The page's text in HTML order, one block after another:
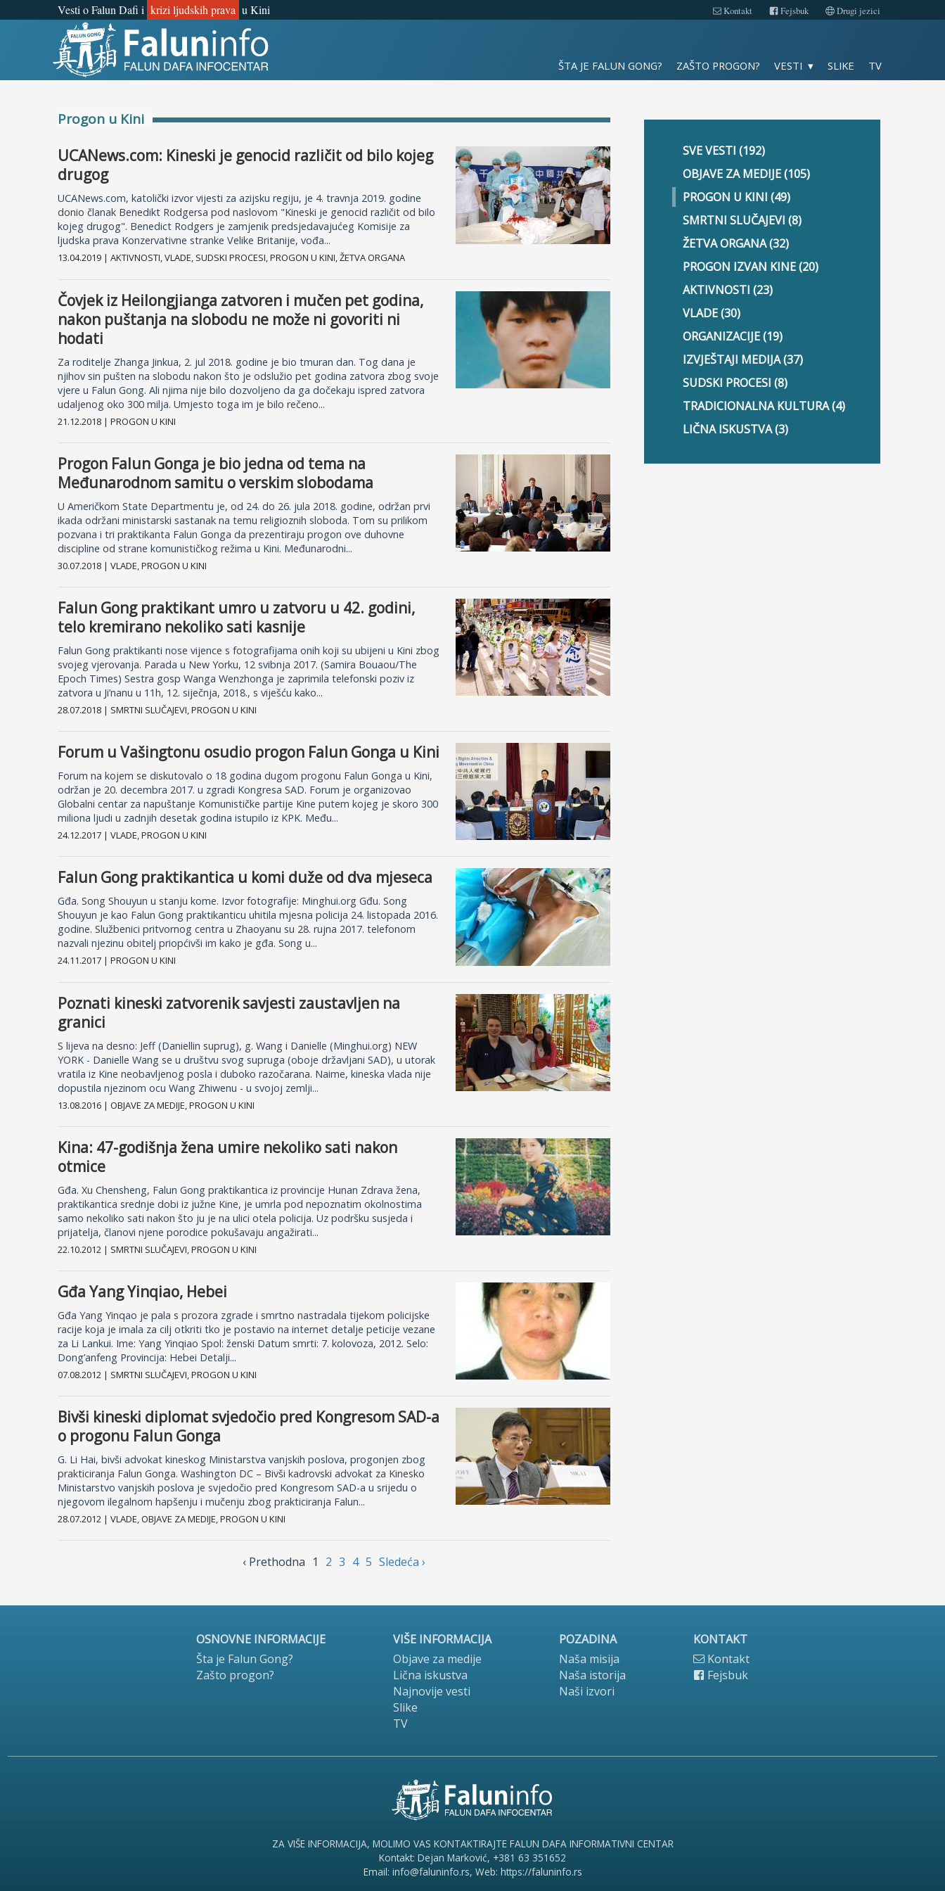
Vesti o Falun Dafi i krizi ljudskih prava u Kini Kontakt Fejsbuk Drugi jezici
ŠTA JE FALUN GONG? ZAŠTO PROGON? VESTI SLIKE TV
Šta je Falun Gong?
Lična iskustva
Najnovije vesti
Slike
Fejsbuk
Drugi jezici
Progon u Kini
UCANews.com: Kineski je genocid različit od bilo kojeg
drugog
UCANews.com, katolički izvor vijesti za azijsku regiju, je 4. travnja 2019. godine
donio članak Benedikt Rodgersa pod naslovom "Kineski je genocid različit od bilo
kojeg drugog". Benedict Rodgers je zamjenik predsjedavajućeg Komisije za
ljudska prava Konzervativne stranke Velike Britanije, vođa...
13.04.2019 | AKTIVNOSTI, VLADE, SUDSKI PROCESI, PROGON U KINI, ŽETVA ORGANA
Čovjek iz Heilongjianga zatvoren i mučen pet godina,
nakon puštanja na slobodu ne može ni govoriti ni
hodati
Za roditelje Zhanga Jinkua, 2. jul 2018. godine je bio tmuran dan. Tog dana je
njihov sin pušten na slobodu nakon što je odslužio pet godina zatvora zbog svoje
vjere u Falun Gong. Ali njima nije bilo dozvoljeno da ga dočekaju ispred zatvora
udaljenog oko 300 milja. Umjesto toga im je bilo rečeno...
21.12.2018 | PROGON U KINI
Progon Falun Gonga je bio jedna od tema na
Međunarodnom samitu o verskim slobodama
U Američkom State Departmentu je, od 24. do 26. jula 2018. godine, održan prvi
ikada održani ministarski sastanak na temu religioznih sloboda. Tom su prilikom
pozvana i tri praktikanta Falun Gonga da prezentiraju progon ove duhovne
discipline od strane komunističkog režima u Kini. Međunarodni...
30.07.2018 | VLADE, PROGON U KINI
Falun Gong praktikant umro u zatvoru u 42. godini,
telo kremirano nekoliko sati kasnije
Falun Gong praktikanti nose vijence s fotografijama onih koji su ubijeni u Kini zbog
svojeg vjerovanja. Parada u New Yorku, 12 svibnja 2017. (Samira Bouaou/The
Epoch Times) Sestra gosp Wanga Wenzhonga je zaprimila telefonski poziv iz
zatvora u Ji’nanu u 11h, 12. siječnja, 2018., s viješću kako...
28.07.2018 | SMRTNI SLUČAJEVI, PROGON U KINI
Forum u Vašingtonu osudio progon Falun Gonga u Kini
Forum na kojem se diskutovalo o 18 godina dugom progonu Falun Gonga u Kini,
održan je 20. decembra 2017. u zgradi Kongresa SAD. Forum je organizovao
Globalni centar za napuštanje Komunističke partije Kine putem kojeg je skoro 300
miliona ljudi u zadnjih desetak godina istupilo iz KPK. Među...
24.12.2017 | VLADE, PROGON U KINI
Falun Gong praktikantica u komi duže od dva mjeseca
Gđa. Song Shouyun u stanju kome. Izvor fotografije: Minghui.org Gđu. Song
Shouyun je kao Falun Gong praktikanticu uhitila mjesna policija 24. listopada 2016.
godine. Službenici pritvornog centra u Zhaoyanu su 28. rujna 2017. telefonom
nazvali njezinu obitelj priopćivši im kako je gđa. Song u...
24.11.2017 | PROGON U KINI
Poznati kineski zatvorenik savjesti zaustavljen na
granici
S lijeva na desno: Jeff (Daniellin suprug), g. Wang i Danielle (Minghui.org) NEW
YORK - Danielle Wang se u društvu svog supruga (oboje državljani SAD), u utorak
vratila iz Kine neobavljenog posla i duboko razočarana. Naime, kineska vlada nije
dopustila njezinom ocu Wang Zhiwenu - u svojoj zemlji...
13.08.2016 | OBJAVE ZA MEDIJE, PROGON U KINI
Kina: 47-godišnja žena umire nekoliko sati nakon
otmice
Gđa. Xu Chensheng, Falun Gong praktikantica iz provincije Hunan Zdrava žena,
praktikantica srednje dobi iz južne Kine, je umrla pod nepoznatim okolnostima
samo nekoliko sati nakon što ju je na ulici otela policija. Uz podršku susjeda i
prijatelja, članovi njene porodice pokušavaju angažirati...
22.10.2012 | SMRTNI SLUČAJEVI, PROGON U KINI
Gđa Yang Yinqiao, Hebei
Gđa Yang Yinqao je pala s prozora zgrade i smrtno nastradala tijekom policijske
racije koja je imala za cilj otkriti tko je postavio na internet detalje peticije vezane
za Li Lankui. Ime: Yang Yinqiao Spol: ženski Datum smrti: 7. kolovoza, 2012. Selo:
Dong’anfeng Provincija: Hebei Detalji...
07.08.2012 | SMRTNI SLUČAJEVI, PROGON U KINI
Bivši kineski diplomat svjedočio pred Kongresom SAD-a
o progonu Falun Gonga
G. Li Hai, bivši advokat kineskog Ministarstva vanjskih poslova, progonjen zbog
prakticiranja Falun Gonga. Washington DC – Bivši kadrovski advokat za Kinesko
Ministarstvo vanjskih poslova je svjedočio pred Kongresom SAD-a u srijedu o
njegovom ilegalnom hapšenju i mučenju zbog prakticiranja Falun...
28.07.2012 | VLADE, OBJAVE ZA MEDIJE, PROGON U KINI
‹ Prethodnа 1 2 3 4 5 Sledećа ›
SVE VESTI (192)
OBJAVE ZA MEDIJE (105)
PROGON U KINI (49)
SMRTNI SLUČAJEVI (8)
ŽETVA ORGANA (32)
PROGON IZVAN KINE (20)
AKTIVNOSTI (23)
VLADE (30)
ORGANIZACIJE (19)
IZVJEŠTAJI MEDIJA (37)
SUDSKI PROCESI (8)
TRADICIONALNA KULTURA (4)
LIČNA ISKUSTVA (3)
OSNOVNE INFORMACIJE
Šta je Falun Gong?
Zašto progon?
VIŠE INFORMACIJA
Objave za medije
Lična iskustva
Najnovije vesti
Slike
TV
POZADINA
Naša misija
Naša istorija
Naši izvori
KONTAKT
Kontakt
Fejsbuk
ZA VIŠE INFORMACIJA, MOLIMO VAS KONTAKTIRAJTE FALUN DAFA INFORMATIVNI CENTAR
Kontakt: Dejan Marković, +381 63 351652
Email: info@faluninfo.rs, Web: https://faluninfo.rs